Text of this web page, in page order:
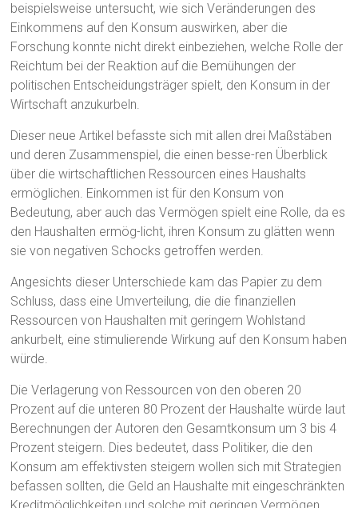
beispielsweise untersucht, wie sich Veränderungen des
Einkommens auf den Konsum auswirken, aber die
Forschung konnte nicht direkt einbeziehen, welche Rolle der
Reichtum bei der Reaktion auf die Bemühungen der
politischen Entscheidungsträger spielt, den Konsum in der
Wirtschaft anzukurbeln.
Dieser neue Artikel befasste sich mit allen drei Maßstäben
und deren Zusammenspiel, die einen besse-ren Überblick
über die wirtschaftlichen Ressourcen eines Haushalts
ermöglichen. Einkommen ist für den Konsum von
Bedeutung, aber auch das Vermögen spielt eine Rolle, da es
den Haushalten ermög-licht, ihren Konsum zu glätten wenn
sie von negativen Schocks getroffen werden.
Angesichts dieser Unterschiede kam das Papier zu dem
Schluss, dass eine Umverteilung, die die finanziellen
Ressourcen von Haushalten mit geringem Wohlstand
ankurbelt, eine stimulierende Wirkung auf den Konsum haben
würde.
Die Verlagerung von Ressourcen von den oberen 20
Prozent auf die unteren 80 Prozent der Haushalte würde laut
Berechnungen der Autoren den Gesamtkonsum um 3 bis 4
Prozent steigern. Dies bedeutet, dass Politiker, die den
Konsum am effektivsten steigern wollen sich mit Strategien
befassen sollten, die Geld an Haushalte mit eingeschränkten